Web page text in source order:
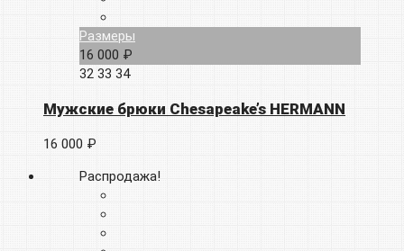
Размеры
16 000 ₽
32 33 34
Мужские брюки Chesapeake’s HERMANN
16 000 ₽
Распродажа!